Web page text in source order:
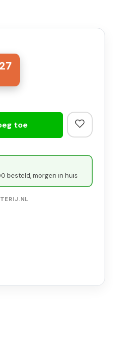
27
toe
besteld, morgen in huis